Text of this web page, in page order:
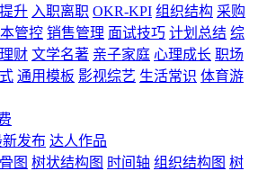
升 入职离职 OKR-KPI 组织结构 采购
管控 销售管理 面试技巧 计划总结 综
财 文学名著 亲子家庭 心理成长 职场
通用模板 影视综艺 生活常识 体育游
发布 达人作品
图 树状结构图 时间轴 组织结构图 树